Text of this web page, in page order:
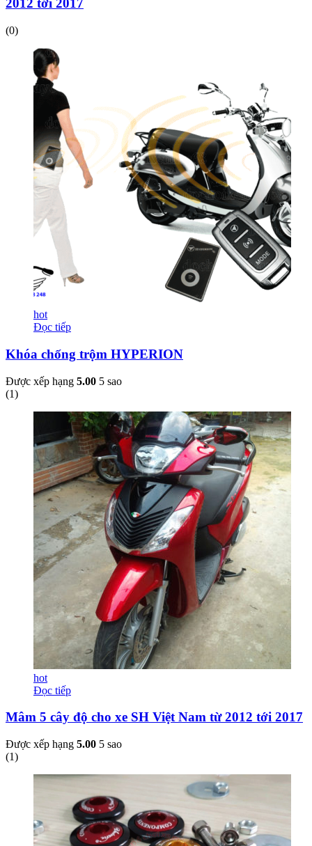
2012 tới 2017
(0)
hot
Đọc tiếp
Khóa chống trộm HYPERION
Được xếp hạng 5.00 5 sao
(1)
hot
Đọc tiếp
Mâm 5 cây độ cho xe SH Việt Nam từ 2012 tới 2017
Được xếp hạng 5.00 5 sao
(1)